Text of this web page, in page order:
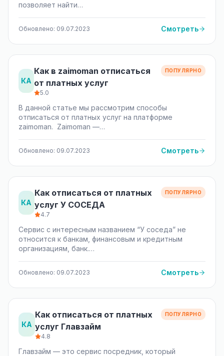
позволяет найти…
Обновлено: 09.07.2023 Смотреть
КА
Как в zaimoman отписаться
от платных услуг
5.0
ПОПУЛЯРНО
В данной статье мы рассмотрим способы
отписаться от платных услуг на платформе
zaimoman. Zaimoman —…
Обновлено: 09.07.2023 Смотреть
КА
Как отписаться от платных
услуг У СОСЕДА
4.7
ПОПУЛЯРНО
Сервис с интересным названием “У соседа” не
относится к банкам, финансовым и кредитным
организациям, банк.…
Обновлено: 09.07.2023 Смотреть
КА
Как отписаться от платных
услуг Главзайм
4.8
ПОПУЛЯРНО
Главзайм — это сервис посредник, который